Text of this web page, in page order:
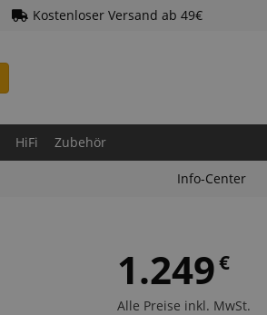
Kostenloser Versand ab 49€
HiFi Zubehör
Info-Center
1.249€
Alle Preise inkl. MwSt.